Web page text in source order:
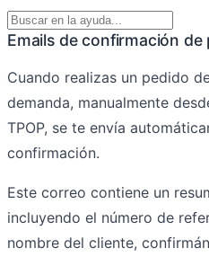
Emails de confirmación de
Cuando realizas un pedido
demanda, manualmente
TPOP, se te envía
confirmación.
Este correo contiene un
incluyendo el número de
nombre del cliente,